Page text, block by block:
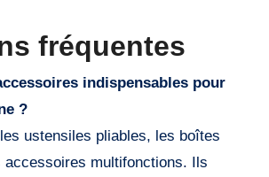
fréquentes
indispensables pour
?
ustensiles pliables, les boîtes
accessoires multifonctions. Ils